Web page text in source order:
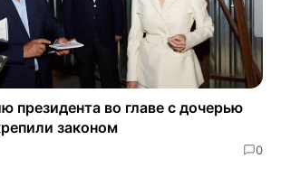
президента во главе с дочерью
законом
0